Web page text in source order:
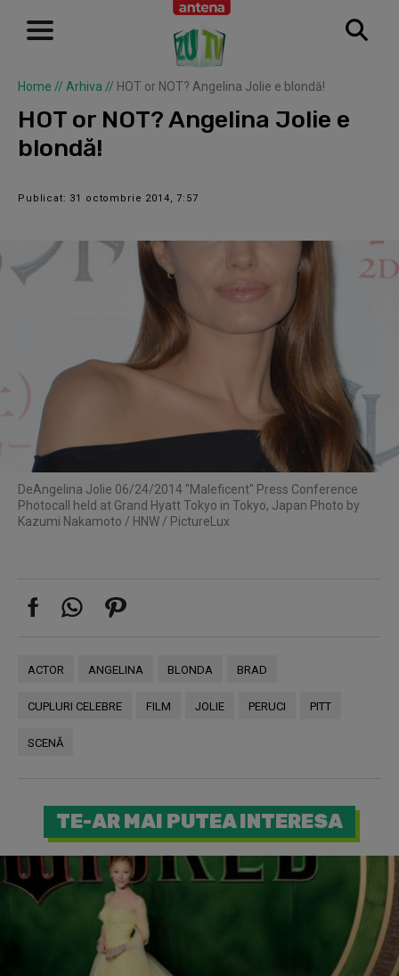
Home // Arhiva // HOT or NOT? Angelina Jolie e blondă!
HOT or NOT? Angelina Jolie e
blondă!
Publicat: 31 octombrie 2014, 7:57
DeAngelina Jolie 06/24/2014 "Maleficent" Press Conference
Photocall held at Grand Hyatt Tokyo in Tokyo, Japan Photo by
Kazumi Nakamoto / HNW / PictureLux
ACTOR ANGELINA BLONDA BRAD
CUPLURI CELEBRE FILM JOLIE PERUCI PITT
SCENĂ
TE-AR MAI PUTEA INTERESA